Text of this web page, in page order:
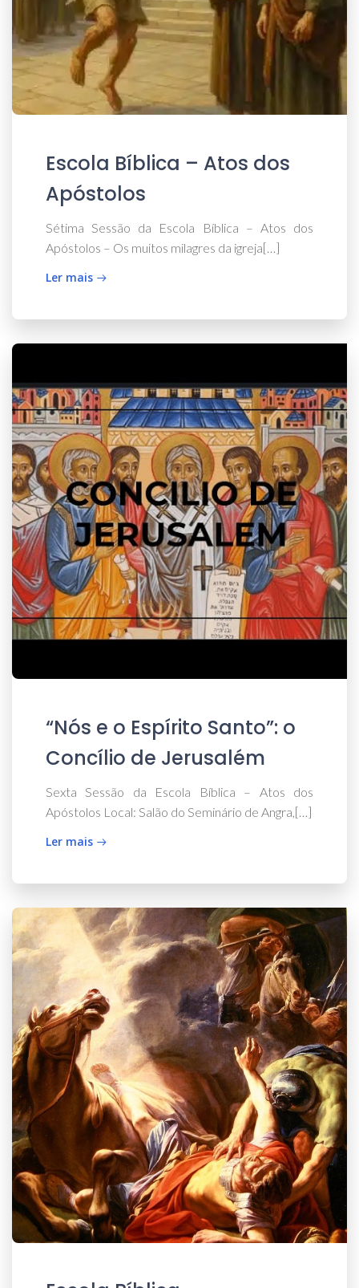
Escola Bíblica – Atos dos
Apóstolos
Sétima Sessão da Escola Bíblica – Atos dos
Apóstolos – Os muitos milagres da igreja[…]
Ler mais
“Nós e o Espírito Santo”: o
Concílio de Jerusalém
Sexta Sessão da Escola Bíblica – Atos dos
Apóstolos Local: Salão do Seminário de Angra,[…]
Ler mais